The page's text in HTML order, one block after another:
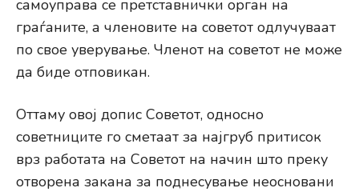
самоуправа се претставнички орган на
граѓаните, а членовите на советот одлучуваат
по свое уверување. Членот на советот не може
да биде отповикан.
Оттаму овој допис Советот, односно
советниците го сметаат за најгруб притисок
врз работата на Советот на начин што преку
отворена закана за поднесување неосновани